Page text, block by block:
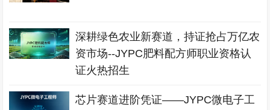
深耕绿色农业新赛道，持证抢占万亿农
资市场--JYPC肥料配方师职业资格认
证火热招生
芯片赛道进阶凭证——JYPC微电子工